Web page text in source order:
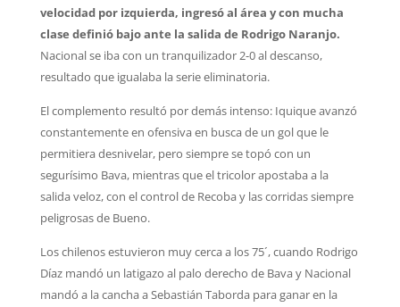
velocidad por izquierda, ingresó al área y con mucha
clase definió bajo ante la salida de Rodrigo Naranjo.
Nacional se iba con un tranquilizador 2-0 al descanso,
resultado que igualaba la serie eliminatoria.
El complemento resultó por demás intenso: Iquique avanzó
constantemente en ofensiva en busca de un gol que le
permitiera desnivelar, pero siempre se topó con un
segurísimo Bava, mientras que el tricolor apostaba a la
salida veloz, con el control de Recoba y las corridas siempre
peligrosas de Bueno.
Los chilenos estuvieron muy cerca a los 75´, cuando Rodrigo
Díaz mandó un latigazo al palo derecho de Bava y Nacional
mandó a la cancha a Sebastián Taborda para ganar en la